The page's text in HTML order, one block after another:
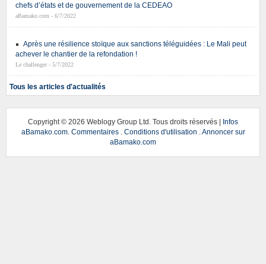
chefs d’états et de gouvernement de la CEDEAO
aBamako.com - 6/7/2022
Après une résilience stoïque aux sanctions téléguidées : Le Mali peut
achever le chantier de la refondation !
Le challenger - 5/7/2022
Tous les articles d'actualités
Copyright © 2026 Weblogy Group Ltd. Tous droits réservés | Infos
aBamako.com. Commentaires. Conditions d'utilisation .Annoncer sur
aBamako.com